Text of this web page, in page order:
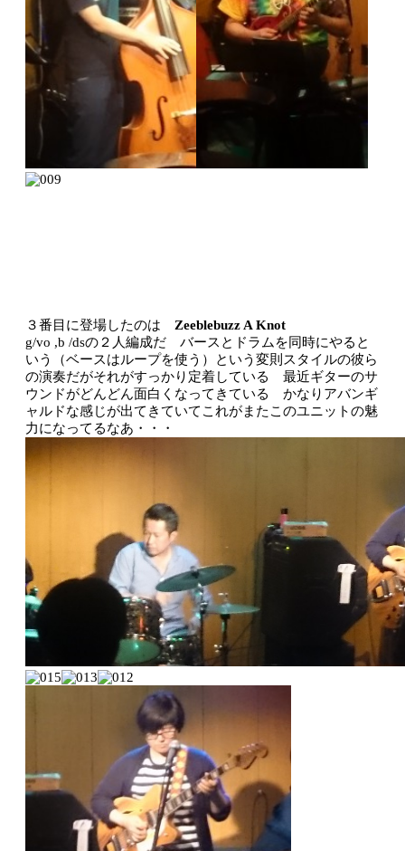
３番目に登場したのは Zeeblebuzz A Knot
g/vo ,b /dsの２人編成だ バースとドラムを同時にやると
いう（ベースはループを使う）という変則スタイルの彼ら
の演奏だがそれがすっかり定着している 最近ギターのサ
ウンドがどんどん面白くなってきている かなりアバンギ
ャルドな感じが出てきていてこれがまたこのユニットの魅
力になってるなあ・・・